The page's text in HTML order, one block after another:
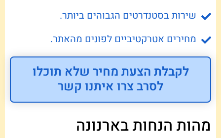
שירות בסטנדרטים הגבוהים ביותר.
מחירים אטרקטיביים לפונים מהאתר.
לקבלת הצעת מחיר שלא תוכלו
לסרב צרו איתנו קשר
מהות הנחות בארנונה